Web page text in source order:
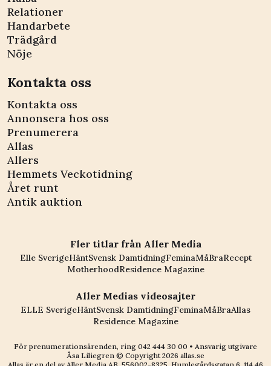
Relationer
Handarbete
Trädgård
Nöje
Kontakta oss
Kontakta oss
Annonsera hos oss
Prenumerera
Allas
Allers
Hemmets Veckotidning
Året runt
Antik auktion
Fler titlar från Aller Media
Elle SverigeHäntSvensk DamtidningFeminaMåBraRecept
MotherhoodResidence Magazine
Aller Medias videosajter
ELLE SverigeHäntSvensk DamtidningFeminaMåBraAllas
Residence Magazine
För prenumerationsärenden, ring 042 444 30 00 • Ansvarig utgivare
Åsa Liliegren © Copyright2026 allas.se